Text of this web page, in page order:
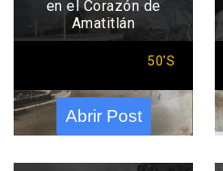
en el Corazón de
Amatitlán
50'S
Abrir Post